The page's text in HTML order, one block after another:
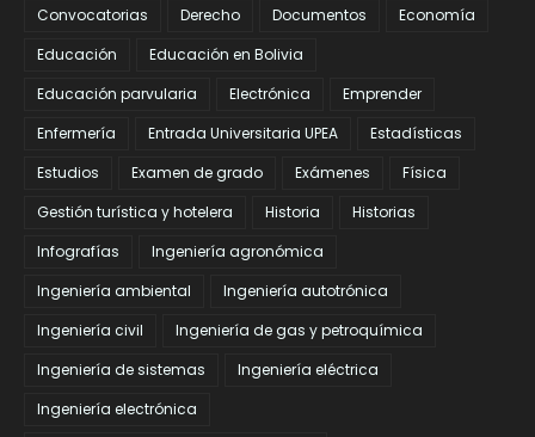
Convocatorias
Derecho Documentos
Economía
Educación
Educación en Bolivia
Educación parvularia
Electrónica
Emprender
Enfermería
Entrada Universitaria UPEA
Estadísticas
Estudios
Examen de grado Exámenes
Física
Gestión turística y hotelera
Historia
Historias
Infografías
Ingeniería agronómica
Ingeniería ambiental
Ingeniería autotrónica
Ingeniería civil
Ingeniería de gas y petroquímica
Ingeniería de sistemas
Ingeniería eléctrica
Ingeniería electrónica